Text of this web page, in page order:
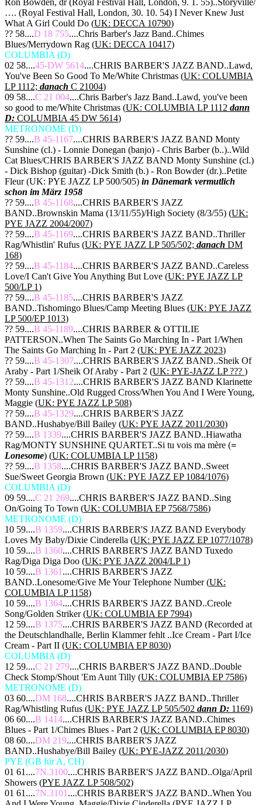
…. (Royal Festival Hall, London, 30. 10. 54) I Never Knew Just
What A Girl Could Do (UK: DECCA 10790)
?? 58....D 18 755....Chris Barber's Jazz Band..Chimes
Blues/Merrydown Rag (UK: DECCA 10417)
COLUMBIA (D)
02 58....45-DW 5614....CHRIS BARBER'S JAZZ BAND..Lawd,
You've Been So Good To Me/White Christmas (UK: COLUMBIA
LP 1112; danach C 21004)
09 58....C 21 004....Chris Barber's Jazz Band..Lawd, you've been
so good to me/White Christmas (UK: COLUMBIA LP 1112 dann
D: COLUMBIA 45 DW 5614)
METRONOME (D)
?? 59....B 45-1167....CHRIS BARBER'S JAZZ BAND Monty
Sunshine (cl.) - Lonnie Donegan (banjo) - Chris Barber (b..)..Wild
Cat Blues/CHRIS BARBER'S JAZZ BAND Monty Sunshine (cl.)
- Dick Bishop (guitar) -Dick Smith (b.) - Ron Bowder (dr.)..Petite
Fleur (UK: PYE JAZZ LP 500/505) in Dänemark vermutlich
schon im März 1958
?? 59....B 45-1168....CHRIS BARBER'S JAZZ
BAND..Brownskin Mama (13/11/55)/High Society (8/3/55) (UK:
PYE JAZZ 2004/2007)
?? 59....B 45-1169....CHRIS BARBER'S JAZZ BAND..Thriller
Rag/Whistlin' Rufus (UK: PYE JAZZ LP 505/502; danach DM
168)
?? 59....B 45-1184....CHRIS BARBER'S JAZZ BAND..Careless
Love/I Can't Give You Anything But Love (UK: PYE JAZZ LP
500/LP 1)
?? 59....B 45-1185....CHRIS BARBER'S JAZZ
BAND..Tishomingo Blues/Camp Meeting Blues (UK: PYE JAZZ
LP 500/EP 1013)
?? 59....B 45-1189....CHRIS BARBER & OTTILIE
PATTERSON..When The Saints Go Marching In - Part 1/When
The Saints Go Marching In - Part 2 (UK: PYE JAZZ 2023)
?? 59....B 45-1307....CHRIS BARBER'S JAZZ BAND..Sheik Of
Araby - Part 1/Sheik Of Araby - Part 2 (UK: PYE-JAZZ LP ??? )
?? 59....B 45-1312....CHRIS BARBER'S JAZZ BAND Klarinette
Monty Sunshine..Old Rugged Cross/When You And I Were Young,
Maggie (UK: PYE JAZZ LP 508)
?? 59....B 45-1329....CHRIS BARBER'S JAZZ
BAND..Hushabye/Bill Bailey (UK: PYE JAZZ 2011/2030)
?? 59....B 1339....CHRIS BARBER'S JAZZ BAND..Hiawatha
Rag/MONTY SUNSHINE QUARTET..Si tu vois ma mère (=
Lonesome) (UK: COLUMBIA LP 1158)
?? 59....B 1358....CHRIS BARBER'S JAZZ BAND..Sweet
Sue/Sweet Georgia Brown (UK: PYE JAZZ EP 1084/1076)
COLUMBIA (D)
09 59....C 21 269....CHRIS BARBER'S JAZZ BAND..Sing
On/Going To Town (UK: COLUMBIA EP 7568/7586)
METRONOME (D)
10 59....B 1359....CHRIS BARBER'S JAZZ BAND Everybody
Loves My Baby/Dixie Cinderella (UK: PYE JAZZ EP 1077/1078)
10 59....B 1360....CHRIS BARBER'S JAZZ BAND Tuxedo
Rag/Diga Diga Doo (UK: PYE JAZZ 2004/LP 1)
10 59....B 1361 ....CHRIS BARBER'S JAZZ
BAND..Lonesome/Give Me Your Telephone Number (UK:
COLUMBIA LP 1158)
10 59....B 1364....CHRIS BARBER'S JAZZ BAND..Creole
Song/Golden Striker (UK: COLUMBIA EP 7994)
12 59....B 1375....CHRIS BARBER'S JAZZ BAND (Recorded at
the Deutschlandhalle, Berlin Klammer fehlt ..Ice Cream - Part I/Ice
Cream - Part II (UK: COLUMBIA EP 8030)
COLUMBIA (D)
12 59....C 21 279....CHRIS BARBER'S JAZZ BAND..Double
Check Stomp/Shout 'Em Aunt Tilly (UK: COLUMBIA EP 7586)
METRONOME (D)
03 60....DM 168....CHRIS BARBER'S JAZZ BAND..Thriller
Rag/Whistling Rufus (UK: PYE JAZZ LP 505/502 dann D: 1169)
06 60....B 1414....CHRIS BARBER'S JAZZ BAND..Chimes
Blues - Part 1/Chimes Blues - Part 2 (UK: COLUMBIA EP 8030)
08 60....DM 219....CHRIS BARBER'S JAZZ
BAND..Hushabye/Bill Bailey (UK: PYE-JAZZ 2011/2030)
PYE (GB für A, CH)
01 61....7N.3100....CHRIS BARBER'S JAZZ BAND..Olga/April
Showers (PYE JAZZ LP 508/502)
01 61....7N.3101 ....CHRIS BARBER'S JAZZ BAND..When You